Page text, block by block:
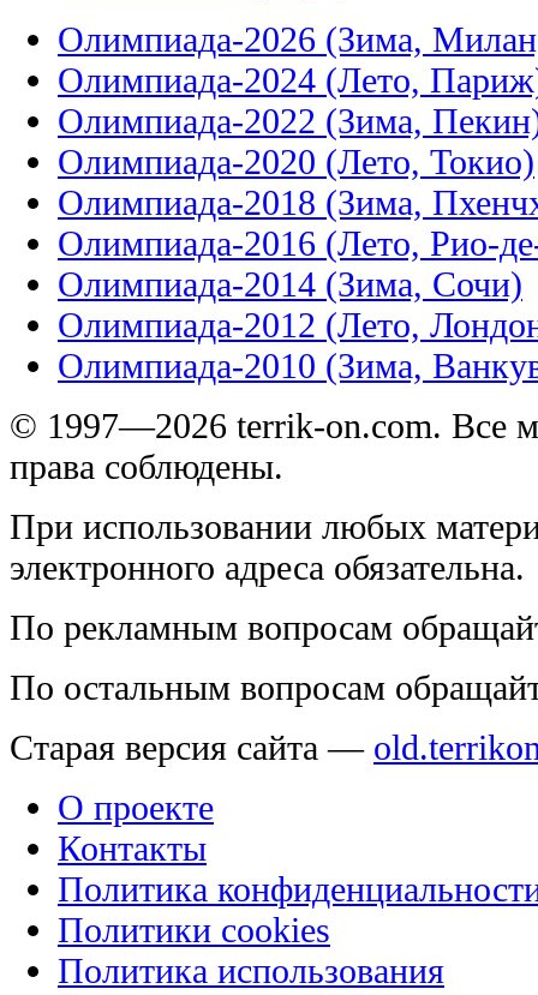
Олимпиада-2026 (Зима,
Олимпиада-2024 (Лето,
Олимпиада-2022 (Зима,
Олимпиада-2020 (Лето, Токио)
Олимпиада-2018 (Зима,
Олимпиада-2016 (Лето, Рио-
Олимпиада-2014 (Зима, Сочи)
Олимпиада-2012 (Лето,
Олимпиада-2010 (Зима,
© 1997—2026 terrik-on.com. Все
права соблюдены.
При использовании любых
электронного адреса обязательна.
По рекламным вопросам
По остальным вопросам
Старая версия сайта —
О проекте
Контакты
Политика
Политики cookies
Политика использования